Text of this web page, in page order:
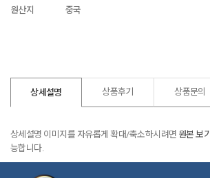
원산지 중국
상세설명 상품후기 상품문의
상세설명 이미지를 자유롭게 확대/축소하시려면 원본 보기
능합니다.